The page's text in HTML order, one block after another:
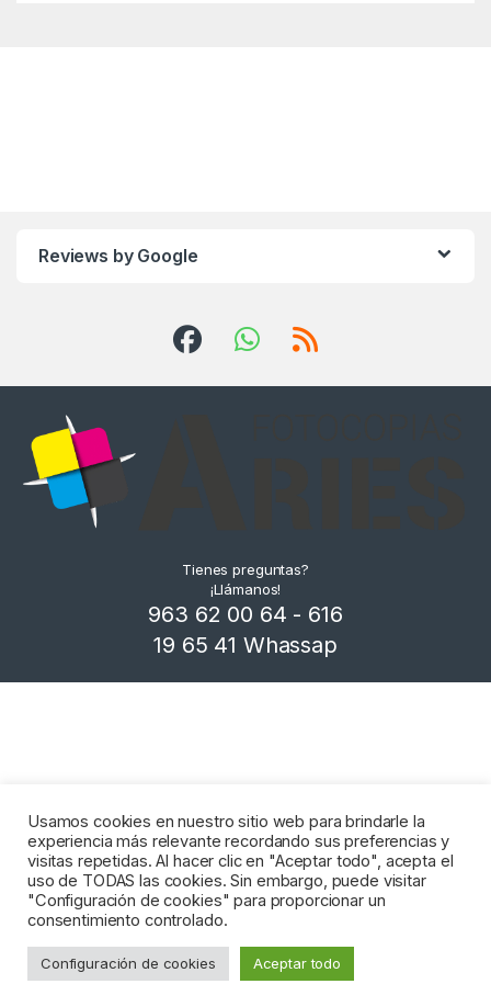
Añadir al carrito
Reviews by Google
Tienes preguntas?
¡Llámanos!
963 62 00 64 - 616
19 65 41 Whassap
Usamos cookies en nuestro sitio web para brindarle la
experiencia más relevante recordando sus preferencias y
visitas repetidas. Al hacer clic en "Aceptar todo", acepta el
uso de TODAS las cookies. Sin embargo, puede visitar
"Configuración de cookies" para proporcionar un
consentimiento controlado.
Configuración de cookies Aceptar todo